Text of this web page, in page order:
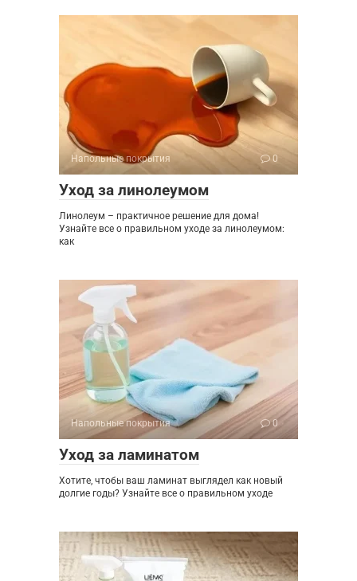
Напольные покрытия 0
Уход за линолеумом
Линолеум – практичное решение для дома!
Узнайте все о правильном уходе за линолеумом:
как
Напольные покрытия 0
Уход за ламинатом
Хотите, чтобы ваш ламинат выглядел как новый
долгие годы? Узнайте все о правильном уходе